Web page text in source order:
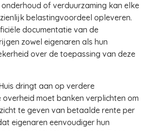
of verduurzaming kan elke
belastingvoordeel opleveren.
documentatie van de
zowel eigenaren als hun
over de toepassing van deze
dringt aan op verdere
overheid moet banken verplichten om
te geven van betaalde rente per
eigenaren eenvoudiger hun